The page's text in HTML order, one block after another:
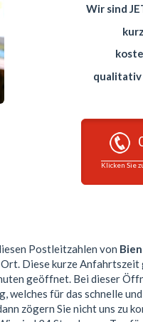
Wir sind
Klicken Sie
Postleitzahlen von
Diese kurze
geöffnet. Bei dieser
welches für das schnelle und
zögern Sie nicht uns zu